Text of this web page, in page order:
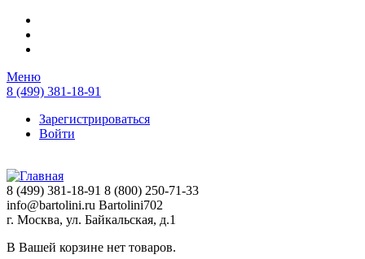
Перейти к основному содержанию
Меню
8 (499) 381-18-91
Зарегистрироваться
Войти
8 (499) 381-18-91 8 (800) 250-71-33
info@bartolini.ru Bartolini702
г. Москва, ул. Байкальская, д.1
В Вашей корзине нет товаров.